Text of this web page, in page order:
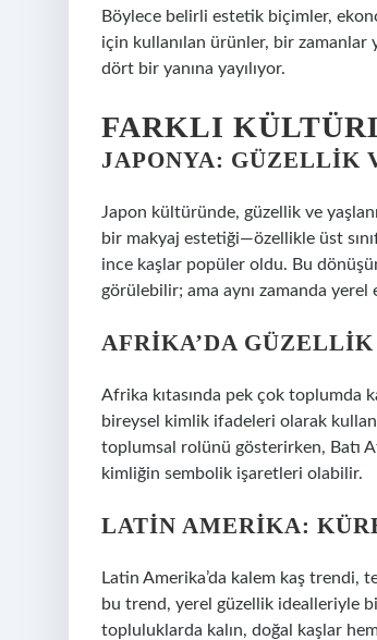
Böylece belirli estetik biçimler,
için kullanılan ürünler, bir zamanlar
dört bir yanına yayılıyor.
FARKLI
JAPONYA: GÜZELLIK
Japon kültüründe, güzellik ve
bir makyaj estetiği—özellikle üst
ince kaşlar popüler oldu. Bu
görülebilir; ama aynı zamanda
AFRIKA’DA
Afrika kıtasında pek çok toplumda
bireysel
kimlik ifadeleri olarak
toplumsal rolünü gösterirken, Batı
kimliğin sembolik işaretleri olabilir.
LATIN AMERIKA:
Latin Amerika’da kalem kaş trendi,
bu trend, yerel güzellik idealleriyle
topluluklarda kalın, doğal kaşlar